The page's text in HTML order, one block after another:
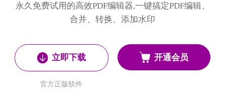
永久免费试用的高效PDF编辑器,一键搞定PDF编辑、
合并、转换、添加水印
立即下载
官方正版软件
开通会员